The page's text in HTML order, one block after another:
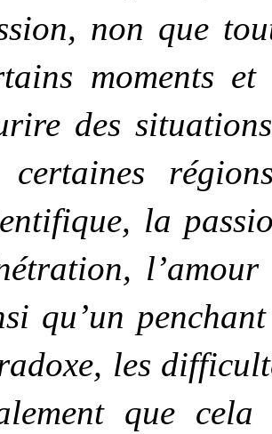
non que
moments
des
certaines
la
qu’un
les
que